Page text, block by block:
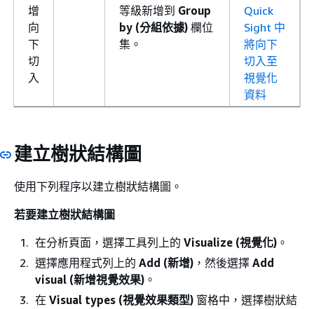
增
向
下
切
入
等級新增到 Group
by (分組依據) 欄位
集。
Quick
Sight 中
將向下
切入至
視覺化
資料
建立樹狀結構圖
使用下列程序以建立樹狀結構圖。
若要建立樹狀結構圖
在分析頁面，選擇工具列上的 Visualize (視覺化) 。
選擇應用程式列上的 Add (新增) ，然後選擇 Add
visual (新增視覺效果) 。
在 Visual types (視覺效果類型) 窗格中，選擇樹狀結